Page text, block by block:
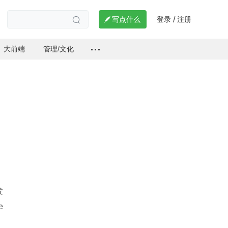
  写点什么 登录 / 注册
大前端 管理/文化